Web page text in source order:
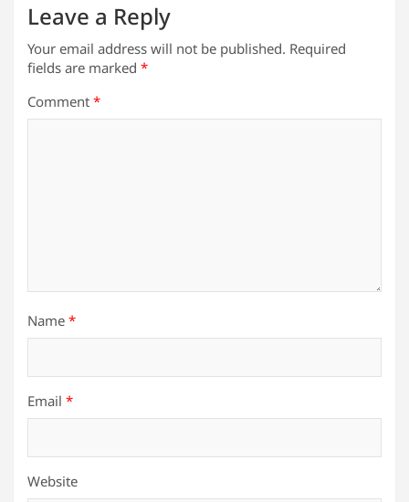
Leave a Reply
Your email address will not be published. Required
fields are marked *
Comment *
Name *
Email *
Website